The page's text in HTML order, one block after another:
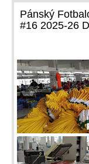
Pánský
#16 2025-26